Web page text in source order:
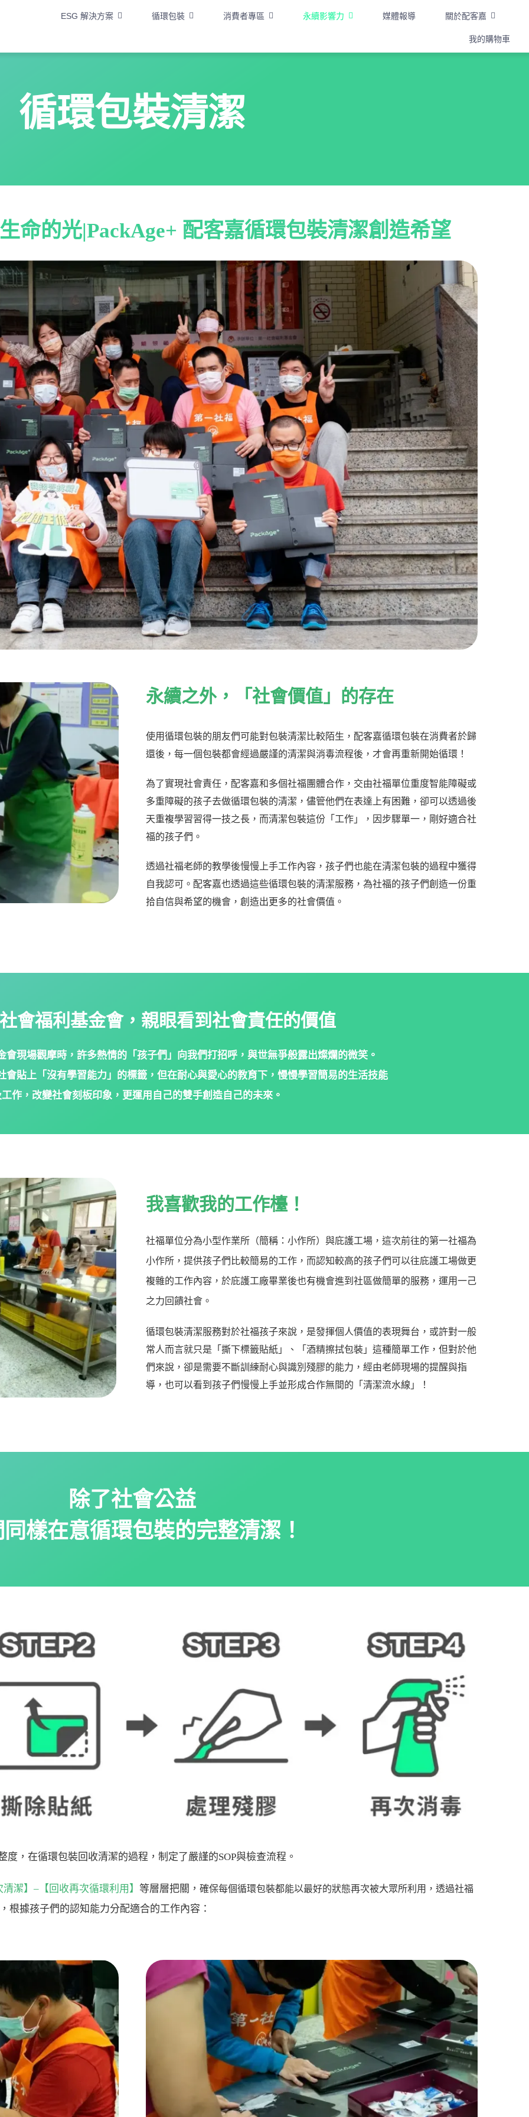
ESG 解決方案 循環包裝 消費者專區 永續影響力 媒體報導 關於配客嘉
我的購物車
循環包裝清潔
命的光|PackAge+ 配客嘉循環包裝清潔創造希望
永續之外，「社會價值」的存在
使用循環包裝的朋友們可能對包裝清潔比較陌生，配客嘉循環包裝在消費者於歸
還後，每一個包裝都會經過嚴謹的清潔與消毒流程後，才會再重新開始循環！
為了實現社會責任，配客嘉和多個社福團體合作，交由社福單位重度智能障礙或
多重障礙的孩子去做循環包裝的清潔，儘管他們在表達上有困難，卻可以透過後
天重複學習習得一技之長，而清潔包裝這份「工作」，因步驟單一，剛好適合社
福的孩子們。
透過社福老師的教學後慢慢上手工作內容，孩子們也能在清潔包裝的過程中獲得
自我認可。配客嘉也透過這些循環包裝的清潔服務，為社福的孩子們創造一份重
拾自信與希望的機會，創造出更多的社會價值。
會福利基金會，親眼看到社會責任的價值
會現場觀摩時，許多熱情的「孩子們」向我們打招呼，與世無爭般露出燦爛的微笑。
會貼上「沒有學習能力」的標籤，但在耐心與愛心的教育下，慢慢學習簡易的生活技能
作， 改變社會刻板印象，更運用自己的雙手創造自己的未來。
我喜歡我的工作檯！
社福單位分為小型作業所（簡稱：小作所）與庇護工場，這次前往的第一社福為
小作所，提供孩子們比較簡易的工作，而認知較高的孩子們可以往庇護工場做更
複雜的工作內容，於庇護工廠畢業後也有機會進到社區做簡單的服務，運用一己
之力回饋社會。
循環包裝清潔服務對於社福孩子來說，是發揮個人價值的表現舞台，或許對一般
常人而言就只是「撕下標籤貼紙」、「酒精擦拭包裝」這種簡單工作，但對於他
們來說，卻是需要不斷訓練耐心與識別殘膠的能力，經由老師現場的提醒與指
導，也可以看到孩子們慢慢上手並形成合作無間的「清潔流水線」
！
除了社會公益
樣在意循環包裝的完整清潔！
，在循環包裝回收清潔的過程，制定了嚴謹的SOP與檢查流程。
潔】–【回收再次循環利用】 等層層把關， 確保每個循環包裝都能以最好的狀態再次被大眾所利用，透過社福
根據孩子們的認知能力分配適合的工作內容：